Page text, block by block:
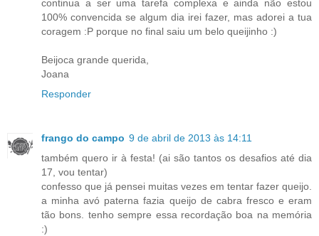
continua a ser uma tarefa complexa e ainda não estou
100% convencida se algum dia irei fazer, mas adorei a tua
coragem :P porque no final saiu um belo queijinho :)
Beijoca grande querida,
Joana
Responder
frango do campo 9 de abril de 2013 às 14:11
também quero ir à festa! (ai são tantos os desafios até dia
17, vou tentar)
confesso que já pensei muitas vezes em tentar fazer queijo.
a minha avó paterna fazia queijo de cabra fresco e eram
tão bons. tenho sempre essa recordação boa na memória
:)